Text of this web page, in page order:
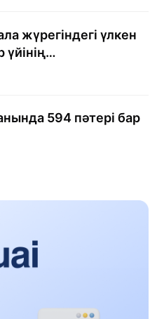
жүрегіндегі үлкен
күн
594 пәтері бар
қаржы: Қазақстан